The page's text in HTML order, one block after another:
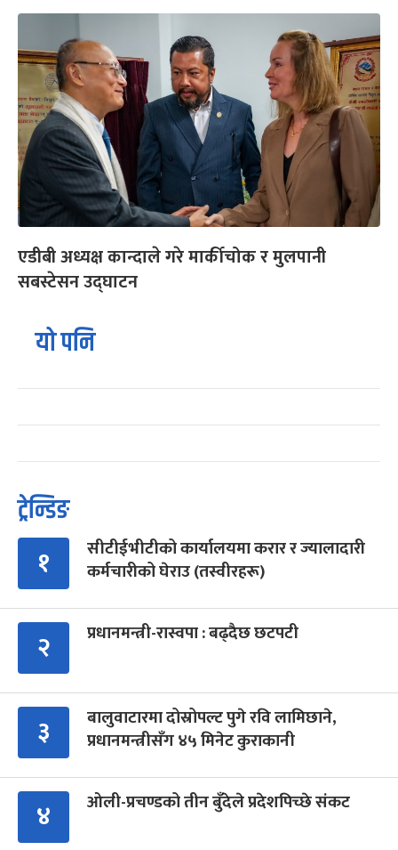
एडीबी अध्यक्ष कान्दाले गरे मार्कीचोक र मुलपानी
सबस्टेसन उद्घाटन
यो पनि
ट्रेन्डिङ
१
सीटीईभीटीको कार्यालयमा करार र ज्यालादारी
कर्मचारीको घेराउ (तस्वीरहरू)
२ प्रधानमन्त्री-रास्वपा : बढ्दैछ छटपटी
३
बालुवाटारमा दोस्रोपल्ट पुगे रवि लामिछाने,
प्रधानमन्त्रीसँग ४५ मिनेट कुराकानी
४ ओली-प्रचण्डको तीन बुँदेले प्रदेशपिच्छे संकट